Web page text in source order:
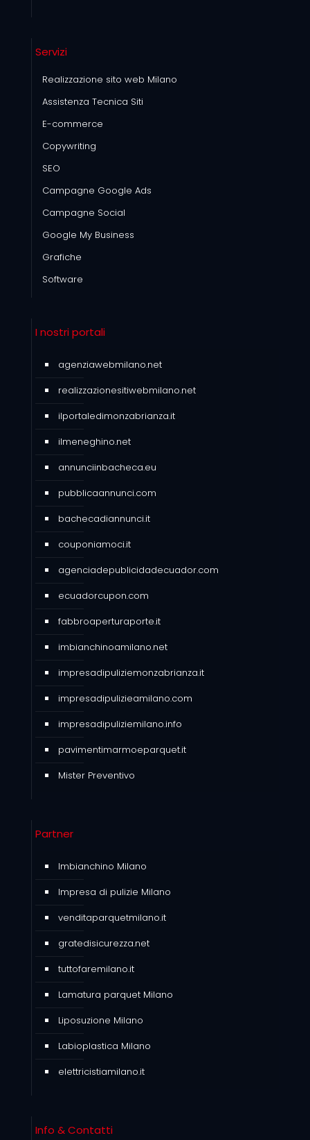
Servizi
Realizzazione sito web Milano
Assistenza Tecnica Siti
E-commerce
Copywriting
SEO
Campagne Google Ads
Campagne Social
Google My Business
Grafiche
Software
I nostri portali
agenziawebmilano.net
realizzazionesitiwebmilano.net
ilportaledimonzabrianza.it
ilmeneghino.net
annunciinbacheca.eu
pubblicaannunci.com
bachecadiannunci.it
couponiamoci.it
agenciadepublicidadecuador.com
ecuadorcupon.com
fabbroaperturaporte.it
imbianchinoamilano.net
impresadipuliziemonzabrianza.it
impresadipulizieamilano.com
impresadipuliziemilano.info
pavimentimarmoeparquet.it
Mister Preventivo
Partner
Imbianchino Milano
Impresa di pulizie Milano
venditaparquetmilano.it
gratedisicurezza.net
tuttofaremilano.it
Lamatura parquet Milano
Liposuzione Milano
Labioplastica Milano
elettricistiamilano.it
Info & Contatti